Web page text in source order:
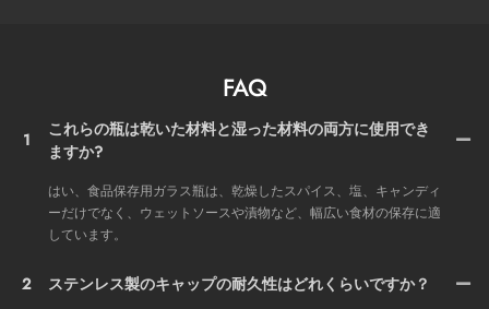
FAQ
1
これらの瓶は乾いた材料と湿った材料の両方に使用でき
ますか?
はい、食品保存用ガラス瓶は、乾燥したスパイス、塩、キャンディ
ーだけでなく、ウェットソースや漬物など、幅広い食材の保存に適
しています。
2 ステンレス製のキャップの耐久性はどれくらいですか？